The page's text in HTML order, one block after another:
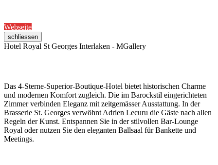
Webseite
schliessen
Hotel Royal St Georges Interlaken - MGallery
Das 4-Sterne-Superior-Boutique-Hotel bietet historischen Charme
und modernen Komfort zugleich. Die im Barockstil eingerichteten
Zimmer verbinden Eleganz mit zeitgemässer Ausstattung. In der
Brasserie St. Georges verwöhnt Adrien Lecuru die Gäste nach allen
Regeln der Kunst. Entspannen Sie in der stilvollen Bar-Lounge
Royal oder nutzen Sie den eleganten Ballsaal für Bankette und
Meetings.